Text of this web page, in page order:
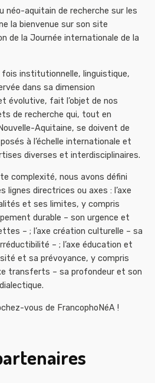
néo-aquitain de recherche sur les
la bienvenue sur son site
de la Journée internationale de la
fois institutionnelle, linguistique,
dans sa dimension
évolutive, fait l’objet de nos
de recherche qui, tout en
Aquitaine, se doivent de
à l’échelle internationale et
diverses et interdisciplinaires.
complexité, nous avons défini
lignes directrices ou axes : l’axe
et ses limites, y compris
durable – son urgence et
– ; l’axe création culturelle – sa
– ; l’axe éducation et
et sa prévoyance, y compris
transferts – sa profondeur et son
vous de FrancophoNéA !